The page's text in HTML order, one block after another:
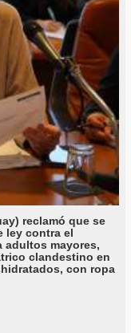
reclamó que se
ley contra el
adultos mayores,
clandestino en
con ropa